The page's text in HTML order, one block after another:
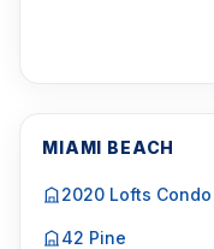
MIAMI BEACH
2020 Lofts Condo
42 Pine